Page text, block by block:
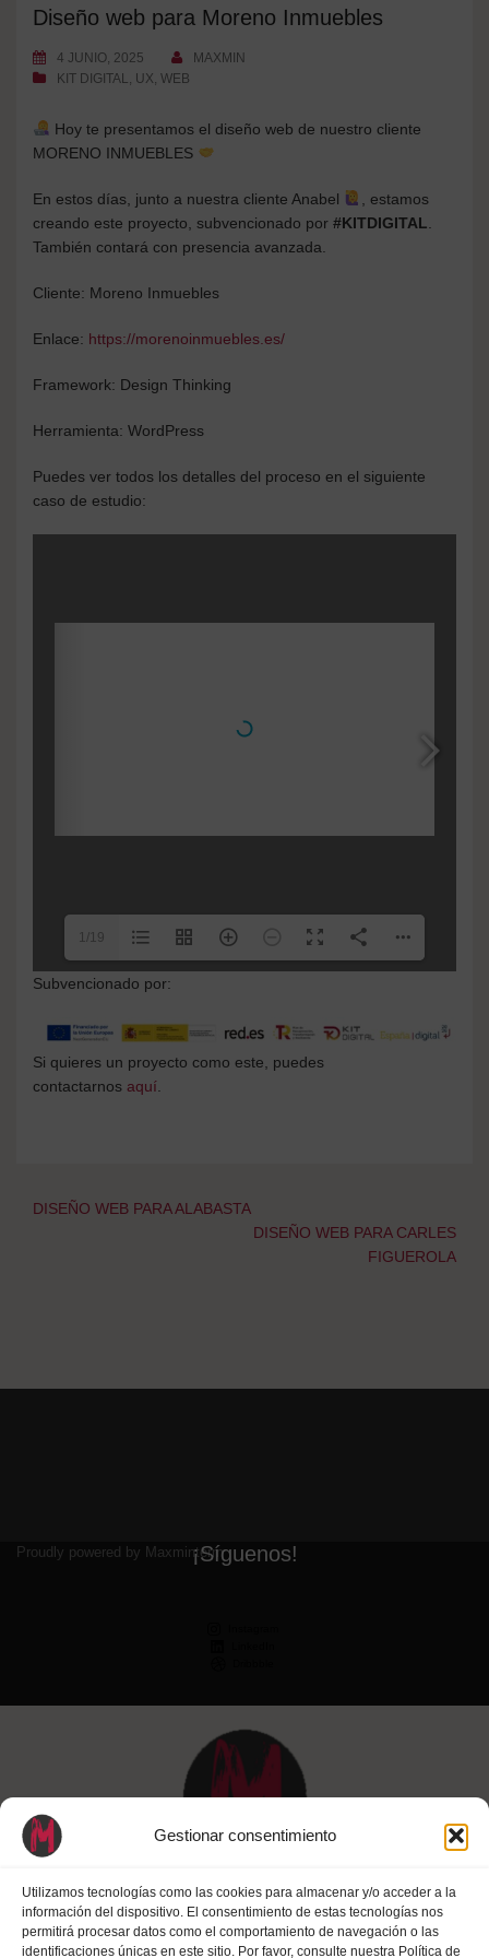
Gestionar consentimiento
Utilizamos tecnologías como las cookies para almacenar y/o acceder a la
información del dispositivo. El consentimiento de estas tecnologías nos
permitirá procesar datos como el comportamiento de navegación o las
identificaciones únicas en este sitio. Por favor, consulte nuestra Política de
Diseño web para Moreno Inmuebles
4 JUNIO, 2025
MAXMIN
KIT DIGITAL
UX WEB
Hoy te presentamos el diseño web de nuestro cliente
MORENO INMUEBLES
En estos días, junto a nuestra cliente Anabel
, estamos
creando este proyecto, subvencionado por #KITDIGITAL
También contará con presencia avanzada.
Cliente: Moreno Inmuebles
Enlace: https://morenoinmuebles.es/
Framework: Design Thinking
Herramienta: WordPress
Puedes ver todos los detalles del proceso en el siguiente
caso de estudio:
1/19
Subvencionado por:
Si quieres un proyecto como este, puedes
contactarnos aquí.
Navegación
DISEÑO WEB PARA ALABASTA
DISEÑO WEB PARA CARLES
FIGUEROLA
¡Síguenos!
Proudly powered by Maxminterm